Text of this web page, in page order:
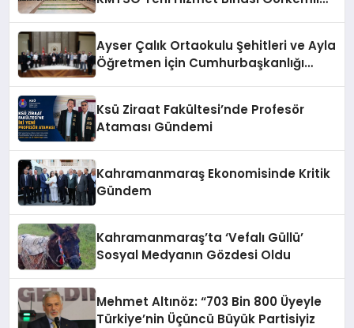
Ayser Çalık Ortaokulu Şehitleri ve Ayla
Öğretmen İçin Cumhurbaşkanlığı
Ksü Ziraat Fakültesi’nde Profesör
Ataması Gündemi
Kahramanmaraş Ekonomisinde Kritik
Gündem
Kahramanmaraş’ta ‘Vefalı Güllü’
Sosyal Medyanın Gözdesi Oldu
Mehmet Altınöz: “703 Bin 800 Üyeyle
Türkiye’nin Üçüncü Büyük Partisiyiz